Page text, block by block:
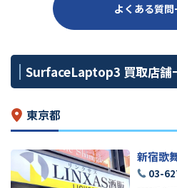
よくある質問
SurfaceLaptop3 買取店舗
東京都
新宿歌
03-